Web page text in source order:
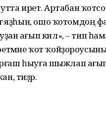
иретә. Артабан
яҙһын, ошо
ағып кил», – тип
ҡот
Ҡурғаш һыуға шыжлап
тиҙәр.